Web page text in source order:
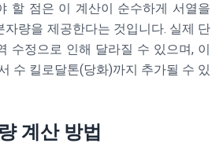
할 점은 이 계산이 순수하게 서열을
자량을 제공한다는 것입니다. 실제 단
수정으로 인해 달라질 수 있으며, 이
수 킬로달톤(당화)까지 추가될 수 있
계산 방법